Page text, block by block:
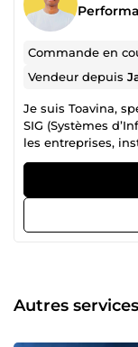
Commande en
Vendeur depuis
Je suis Toavina,
SIG (Systèmes
les entreprises,
création de
précises et
professionnels et
page claire,
Cartographie SIG
vous aide à
géographiques
Autres